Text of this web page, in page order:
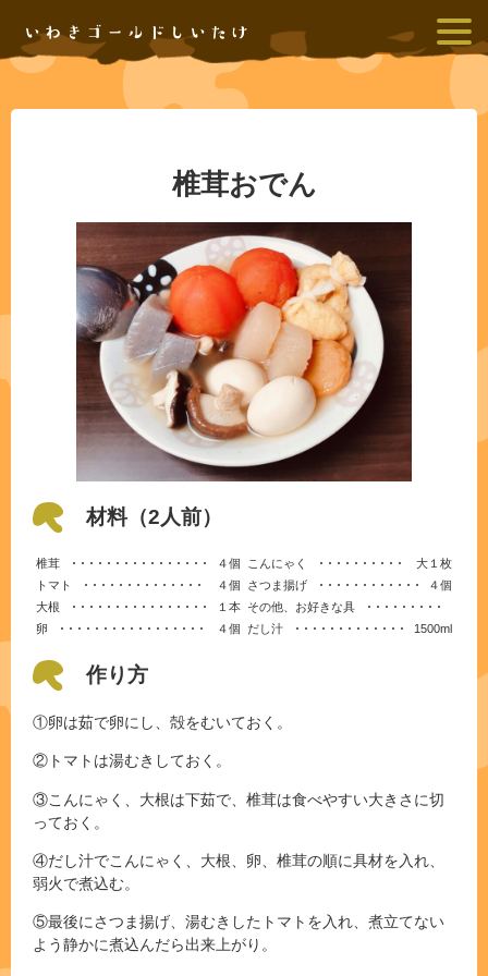
いわきゴールドしいたけ
椎茸おでん
材料（2人前）
椎茸
４個
トマト
４個
大根
１本
卵
４個
こんにゃく
大１枚
さつま揚げ
４個
その他、お好きな具
だし汁
1500ml
作り方
①卵は茹で卵にし、殻をむいておく。
②トマトは湯むきしておく。
③こんにゃく、大根は下茹で、椎茸は食べやすい大きさに切
っておく。
④だし汁でこんにゃく、大根、卵、椎茸の順に具材を入れ、
弱火で煮込む。
⑤最後にさつま揚げ、湯むきしたトマトを入れ、煮立てない
よう静かに煮込んだら出来上がり。